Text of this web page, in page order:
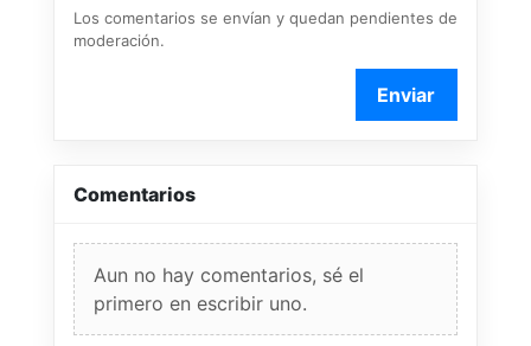
Los comentarios se envían y quedan pendientes de
moderación.
Enviar
Comentarios
Aun no hay comentarios, sé el
primero en escribir uno.